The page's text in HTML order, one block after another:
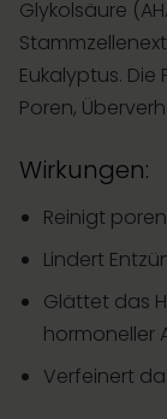
Glykolsäure
Eukalyptus.
Poren,
Wirkungen:
Reinigt
Lindert
Glättet das
hormoneller
Verfeinert